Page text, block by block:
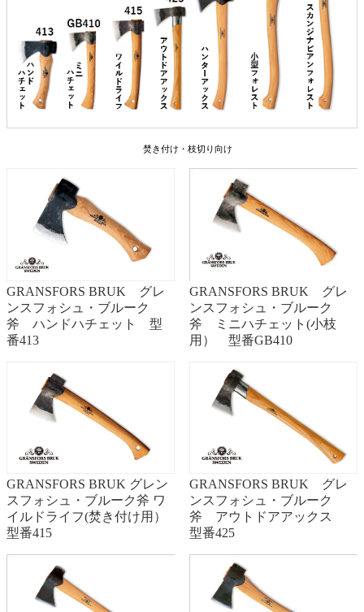
焚き付け・枝切り向け
GRANSFORS BRUK グレ
ンスフォシュ・ブルーク
斧 ハンドハチェット 型
番413
GRANSFORS BRUK グレ
ンスフォシュ・ブルーク
斧 ミニハチェット(小枝
用） 型番GB410
GRANSFORS BRUK グレン
スフォシュ・ブルーク斧 ワ
イルドライフ(焚き付け用）
型番415
GRANSFORS BRUK グレ
ンスフォシュ・ブルーク
斧 アウトドアアックス
型番425